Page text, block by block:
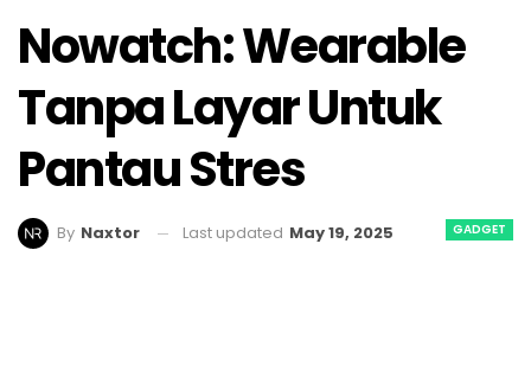
Nowatch: Wearable
Tanpa Layar Untuk
Pantau Stres
GADGET
By Naxtor Last updated May 19, 2025